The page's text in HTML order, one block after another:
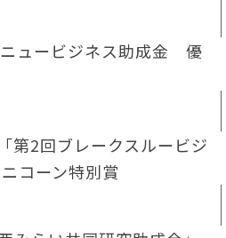
ュービジネス助成金 優
第2回ブレークスルービジ
コーン特別賞